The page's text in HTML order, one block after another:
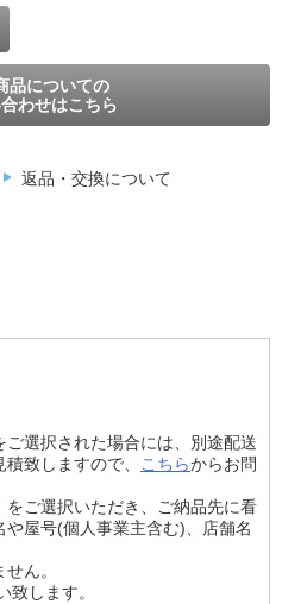
品についての
わせはこちら
返品・交換について
選択された場合には、別途配送
致しますので、
こちらからお問
ご選択いただき、ご納品先に看
屋号(個人事業主含む)、店舗名
ん。
致します。